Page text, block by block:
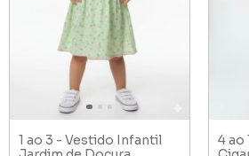
1 ao 3 - Vestido Infantil
4 ao